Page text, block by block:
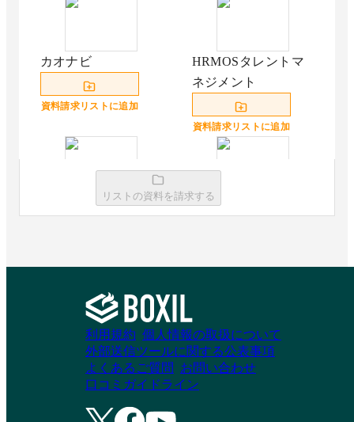
カオナビ
資料請求リストに追加
HRMOSタレントマ
ネジメント
資料請求リストに追加
SmartHRタレントマ
資料請求リストに追加
AirCourse
manebi eラーニング
資料請求リストに追加
etudes（エチュー
ド）
リストの資料を請求する
利用規約 個人情報の取扱について
外部送信ツールに関する公表事項
よくあるご質問
お問い合わせ
口コミガイドライン